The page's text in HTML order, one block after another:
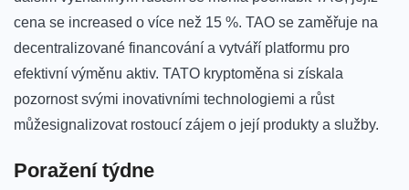
cena ⁤se increased o‍ více než 15 %. TAO se zaměřuje na
decentralizované financování a vytváří platformu pro
efektivní výměnu ⁣aktiv.⁤ TATO kryptoměna si získala
pozornost svými inovativními technologiemi a růst
můžesignalizovat rostoucí zájem o její produkty a služby.
Poražení týdne